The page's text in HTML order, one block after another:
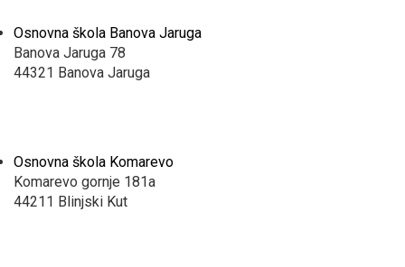
Osnovna škola Banova Jaruga
Banova Jaruga 78
44321 Banova Jaruga
Osnovna škola Komarevo
Komarevo gornje 181a
44211 Blinjski Kut